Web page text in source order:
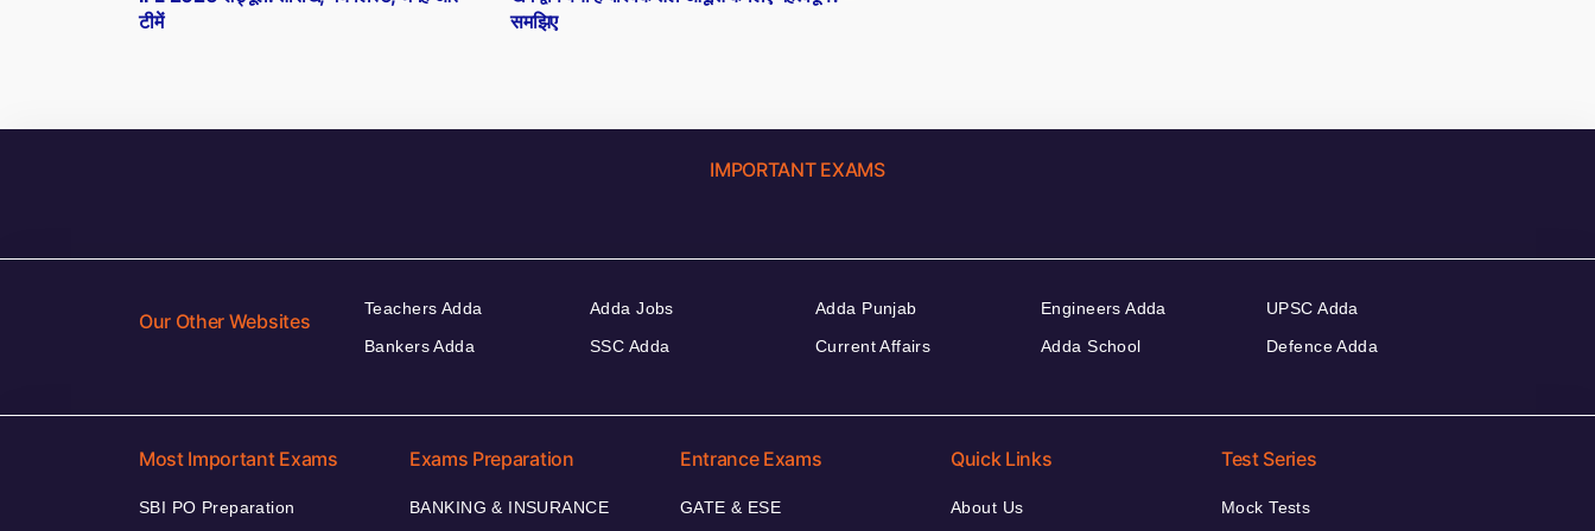
टीमें
समझिए
IMPORTANT EXAMS
Our Other Websites
Teachers Adda
Bankers Adda
Adda Jobs
SSC Adda
Adda Punjab
Current Affairs
Engineers Adda
Adda School
UPSC Adda
Defence Adda
Most Important Exams
SBI PO Preparation
Exams Preparation
BANKING & INSURANCE
Entrance Exams
GATE & ESE
Quick Links
About Us
Test Series
Mock Tests